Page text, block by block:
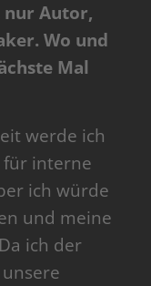
nur Autor,
Wo und
Mal
werde ich
für interne
ich würde
und meine
ich der